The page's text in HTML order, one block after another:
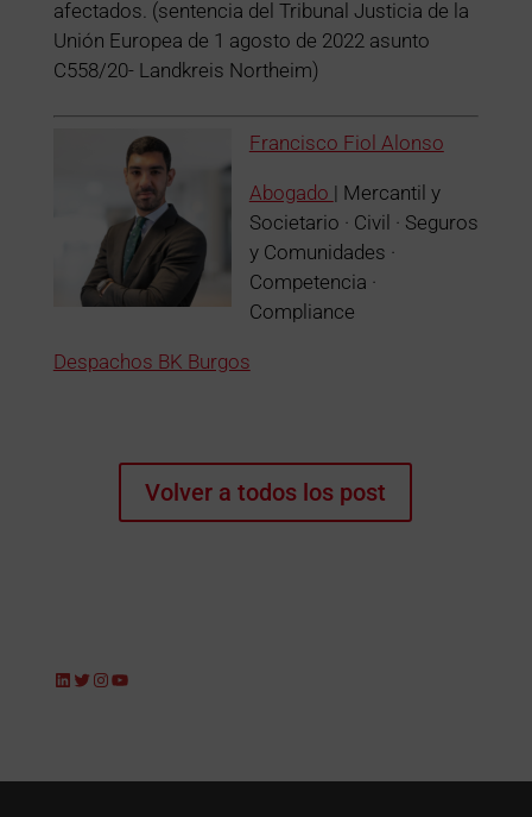
afectados. (sentencia del Tribunal Justicia de la
Unión Europea de 1 agosto de 2022 asunto
C558/20- Landkreis Northeim)
Francisco Fiol Alonso
Abogado | Mercantil y
Societario · Civil · Seguros
y Comunidades ·
Competencia ·
Compliance
Despachos BK Burgos
Volver a todos los post
LinkedIn
Twitter
Instagram
YouTube